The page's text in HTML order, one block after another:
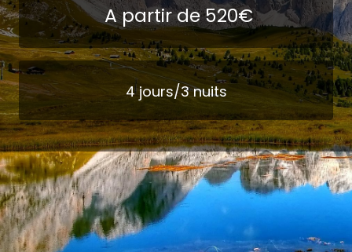
A partir de 520€
4 jours/3 nuits